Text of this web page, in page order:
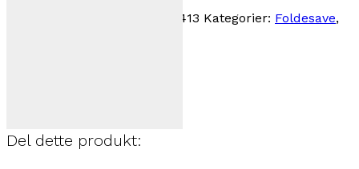
KSI534413 Kategorier: Foldesave,
Del dette produkt: